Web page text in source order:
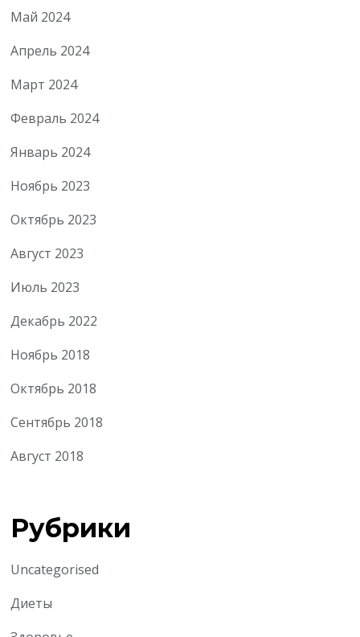
Май 2024
Апрель 2024
Март 2024
Февраль 2024
Январь 2024
Ноябрь 2023
Октябрь 2023
Август 2023
Июль 2023
Декабрь 2022
Ноябрь 2018
Октябрь 2018
Сентябрь 2018
Август 2018
Рубрики
Uncategorised
Диеты